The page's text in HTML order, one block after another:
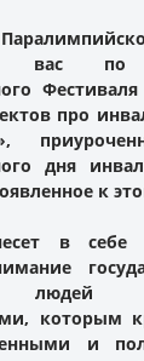
вас по
про
дня
к
в себе
людей
которым
и